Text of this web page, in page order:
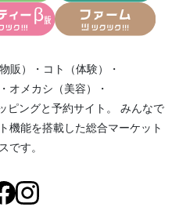
販） ・ コト（体験）
・
・ オメカシ（美容）
・
ピングと予約サイト。
みんなで
機能を搭載した総合マーケット
です。